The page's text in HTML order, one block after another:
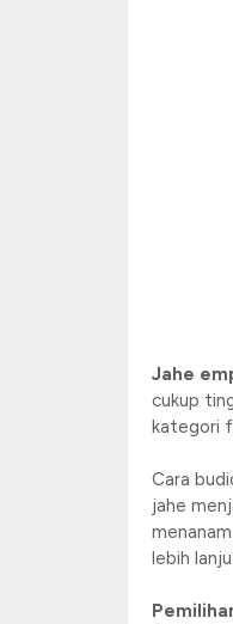
Jahe
cukup
kategori
Cara
jahe
lebih